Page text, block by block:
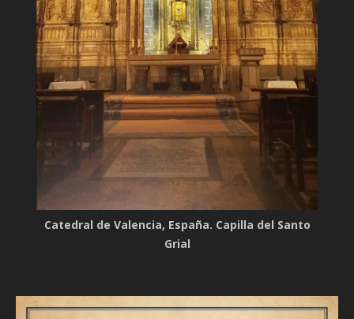
Catedral de Valencia, España. Capilla del Santo
Grial